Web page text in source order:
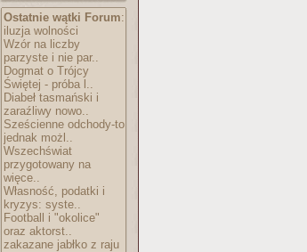
Ostatnie wątki Forum:
iluzja wolności
Wzór na liczby
parzyste i nie par..
Dogmat o Trójcy
Świętej - próba l..
Diabeł tasmański i
zaraźliwy nowo..
Sześcienne odchody-to
jednak możl..
Wszechświat
przygotowany na
więce..
Własność, podatki i
kryzys: syste..
Football i "okolice"
oraz aktorst..
zakazane jabłko z raju